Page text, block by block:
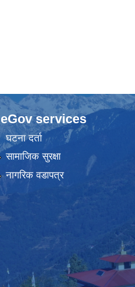
eGov services
घटना दर्ता
सामाजिक सुरक्षा
नागरिक वडापत्र